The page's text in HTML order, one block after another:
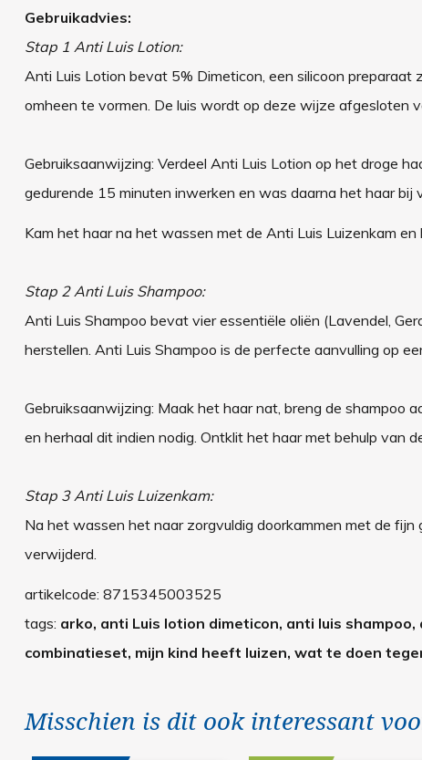
Gebruikadvies:
Stap 1 Anti Luis Lotion:
Anti Luis Lotion bevat 5% Dimeticon, een silicoon
omheen te vormen. De luis wordt op deze wijze afgesloten
Gebruiksaanwijzing: Verdeel Anti Luis Lotion op het droge
gedurende 15 minuten inwerken en was daarna het haar bij
Kam het haar na het wassen met de Anti Luis Luizenkam
Stap 2 Anti Luis Shampoo:
Anti Luis Shampoo bevat vier essentiële oliën (Lavendel,
herstellen. Anti Luis Shampoo is de perfecte aanvulling op
Gebruiksaanwijzing: Maak het haar nat, breng de shampoo
en herhaal dit indien nodig. Ontklit het haar met behulp van
Stap 3 Anti Luis Luizenkam:
Na het wassen het naar zorgvuldig doorkammen met de
verwijderd.
artikelcode: 8715345003525
tags: arko, anti Luis lotion dimeticon, anti luis
combinatieset, mijn kind heeft luizen, wat te doen
Misschien is dit ook interessant